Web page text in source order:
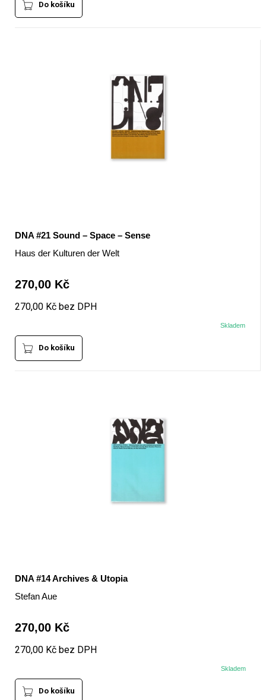
Do košíku
DNA #21 Sound – Space – Sense
Haus der Kulturen der Welt
270,00 Kč
270,00 Kč bez DPH
Skladem
Do košíku
DNA #14 Archives & Utopia
Stefan Aue
270,00 Kč
270,00 Kč bez DPH
Skladem
Do košíku